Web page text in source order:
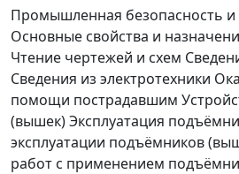
Промышленная безопасность и
Основные свойства и
Чтение чертежей и схем
Сведения из электротехники
помощи пострадавшим
(вышек) Эксплуатация
эксплуатации подъёмников
работ с применением